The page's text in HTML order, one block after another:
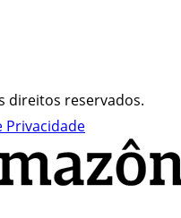
direitos reservados.
Privacidade